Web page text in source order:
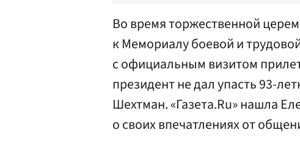
Во время торжественной
к Мемориалу боевой и
с официальным визитом
президент не дал упасть 93-
Шехтман. «Газета.Ru» нашла
о своих впечатлениях от